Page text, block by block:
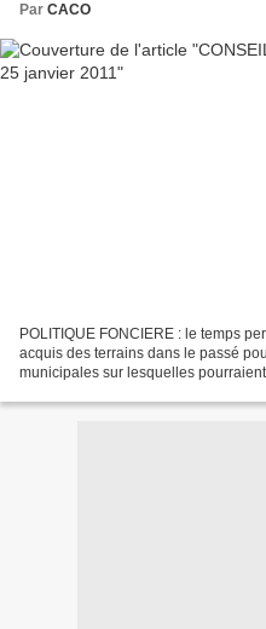
Par CACO
POLITIQUE FONCIERE : le temps
acquis des terrains dans le passé
municipales sur lesquelles